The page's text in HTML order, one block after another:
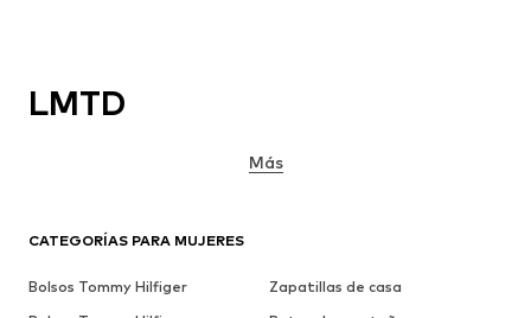
CATEGORÍAS PARA MUJERES
Bolsos Tommy Hilfiger
Zapatillas de casa
LMTD
Más